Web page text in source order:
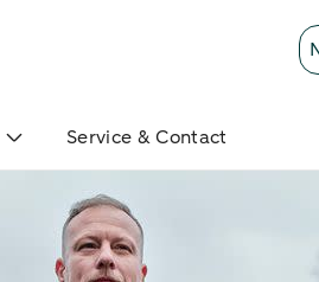
Service & Contact